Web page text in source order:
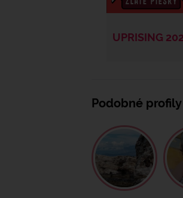
Podobné profily